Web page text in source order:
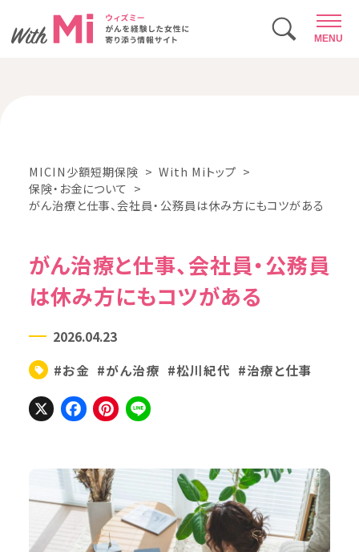
MENU
MICIN少額短期保険
With Miトップ
保険・お金について
がん治療と仕事、会社員・公務員は休み方にもコツがある
がん治療と仕事、会社員・公務員
は休み方にもコツがある
2026.04.23
#お金 #がん治療 #松川紀代 #治療と仕事
X Facebook
Pinterest